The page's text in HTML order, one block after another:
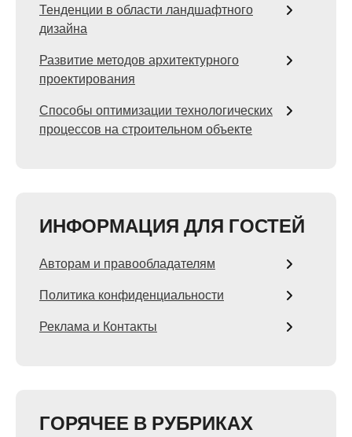
Тенденции в области ландшафтного
дизайна
Развитие методов архитектурного
проектирования
Способы оптимизации технологических
процессов на строительном объекте
ИНФОРМАЦИЯ ДЛЯ ГОСТЕЙ
Авторам и правообладателям
Политика конфиденциальности
Реклама и Контакты
ГОРЯЧЕЕ В РУБРИКАХ